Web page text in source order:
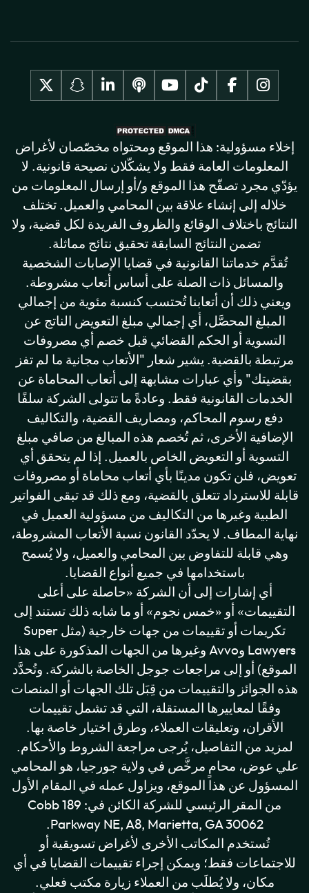
إخلاء مسؤولية: هذا الموقع ومحتواه مخصّصان لأغراض
المعلومات العامة فقط ولا يشكّلان نصيحة قانونية. لا
يؤدّي مجرد تصفّح هذا الموقع و/أو إرسال المعلومات من
خلاله إلى إنشاء علاقة بين المحامي والعميل. تختلف
النتائج باختلاف الوقائع والظروف الفريدة لكل قضية، ولا
تضمن النتائج السابقة تحقيق نتائج مماثلة.
تُقدَّم خدماتنا القانونية في قضايا الإصابات الشخصية
والمسائل ذات الصلة على أساس أتعاب مشروطة.
ويعني ذلك أن أتعابنا تُحتسب كنسبة مئوية من إجمالي
المبلغ المحصَّل، أي إجمالي مبلغ التعويض الناتج عن
التسوية أو الحكم القضائي قبل خصم أي مصروفات
مرتبطة بالقضية. يشير شعار "الأتعاب مجانية ما لم تفز
بقضيتك" وأي عبارات مشابهة إلى أتعاب المحاماة عن
الخدمات القانونية فقط. وعادةً ما تتولى الشركة سلفًا
دفع رسوم المحاكم، ومصاريف القضية، والتكاليف
الإضافية الأخرى، ثم تُخصم هذه المبالغ من صافي مبلغ
التسوية أو التعويض الخاص بالعميل. إذا لم يتحقق أي
تعويض، فلن تكون مدينًا بأي أتعاب محاماة أو مصروفات
قابلة للاسترداد تتعلق بالقضية، ومع ذلك قد تبقى الفواتير
الطبية وغيرها من التكاليف من مسؤولية العميل في
نهاية المطاف. لا يحدّد القانون نسبة الأتعاب المشروطة،
وهي قابلة للتفاوض بين المحامي والعميل، ولا يُسمح
باستخدامها في جميع أنواع القضايا.
أي إشارات إلى أن الشركة «حاصلة على أعلى
التقييمات» أو «خمس نجوم» أو ما شابه ذلك تستند إلى
تكريمات أو تقييمات من جهات خارجية (مثل Super
Lawyers وAvvo وغيرها من الجهات المذكورة على هذا
الموقع) أو إلى مراجعات جوجل الخاصة بالشركة. وتُحدَّد
هذه الجوائز والتقييمات من قِبَل تلك الجهات أو المنصات
وفقًا لمعاييرها المستقلة، التي قد تشمل تقييمات
الأقران، وتعليقات العملاء، وطرق اختيار خاصة بها.
لمزيد من التفاصيل، يُرجى مراجعة الشروط والأحكام.
علي عوض، محامٍ مرخَّص في ولاية جورجيا، هو المحامي
المسؤول عن هذا الموقع، ويزاول عمله في المقام الأول
من المقر الرئيسي للشركة الكائن في: 189 Cobb
Parkway NE, A8, Marietta, GA 30062.
تُستخدم المكاتب الأخرى لأغراض تسويقية أو
للاجتماعات فقط؛ ويمكن إجراء تقييمات القضايا في أي
مكان، ولا يُطلَب من العملاء زيارة مكتب فعلي.